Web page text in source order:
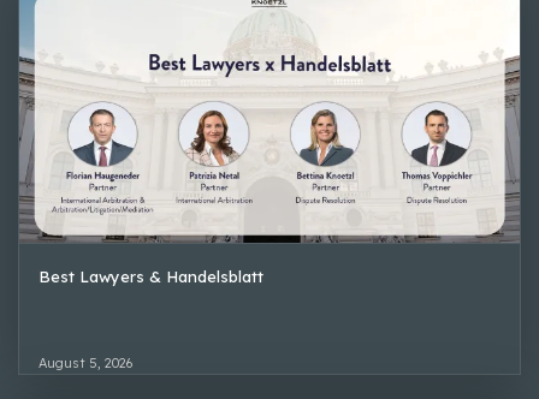
Best Lawyers & Handelsblatt
August 5, 2026